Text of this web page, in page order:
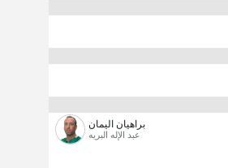
براهيان اليمان
عبد الإله البريه